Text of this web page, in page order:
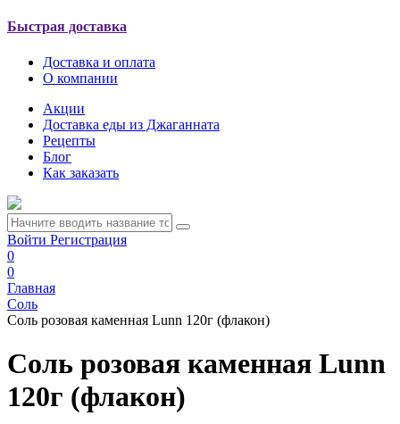
Быстрая доставка
Доставка и оплата
О компании
Акции
Доставка еды из Джаганната
Рецепты
Блог
Как заказать
Войти Регистрация
0
0
Главная
Соль
Соль розовая каменная Lunn 120г (флакон)
Соль розовая каменная Lunn
120г (флакон)